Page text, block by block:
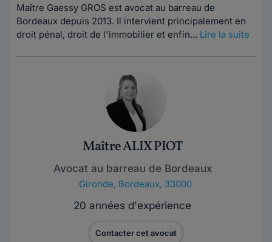
Maître Gaessy GROS est avocat au barreau de
Bordeaux depuis 2013. Il intervient principalement en
droit pénal, droit de l'immobilier et enfin... Lire la suite
Maître ALIX PIOT
Avocat au barreau de Bordeaux
Gironde, Bordeaux, 33000
20 années d'expérience
Contacter cet avocat